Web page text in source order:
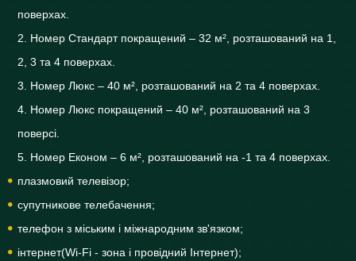
поверхах.
Номер Стандарт покращений – 32 м², розташований на 1,
2, 3 та 4 поверхах.
Номер Люкс – 40 м², розташований на 2 та 4 поверхах.
Номер Люкс покращений – 40 м², розташований на 3
поверсі.
Номер Економ – 6 м², розташований на -1 та 4 поверхах.
плазмовий телевізор;
супутникове телебачення;
телефон з міським і міжнародним зв'язком;
інтернет(Wi-Fi - зона і провідний Інтернет);